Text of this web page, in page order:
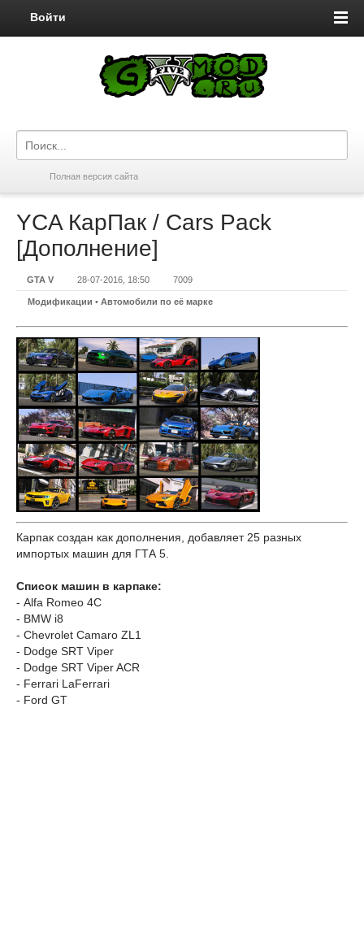
Войти
Полная версия сайта
YCA КарПак / Cars Pack
[Дополнение]
GTA V 28-07-2016, 18:50 7009
Модификации • Автомобили по её марке
Карпак создан как дополнения, добавляет 25 разных
импортых машин для ГТА 5.
Список машин в карпаке:
- Alfa Romeo 4C
- BMW i8
- Chevrolet Camaro ZL1
- Dodge SRT Viper
- Dodge SRT Viper ACR
- Ferrari LaFerrari
- Ford GT